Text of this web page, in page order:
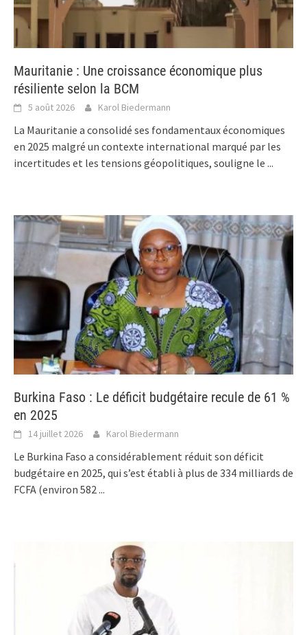
Mauritanie : Une croissance économique plus
résiliente selon la BCM
5 août 2026 Karol Biedermann
La Mauritanie a consolidé ses fondamentaux économiques
en 2025 malgré un contexte international marqué par les
incertitudes et les tensions géopolitiques, souligne le ...
Burkina Faso : Le déficit budgétaire recule de 61 %
en 2025
14 juillet 2026 Karol Biedermann
Le Burkina Faso a considérablement réduit son déficit
budgétaire en 2025, qui s’est établi à plus de 334 milliards de
FCFA (environ 582 ...